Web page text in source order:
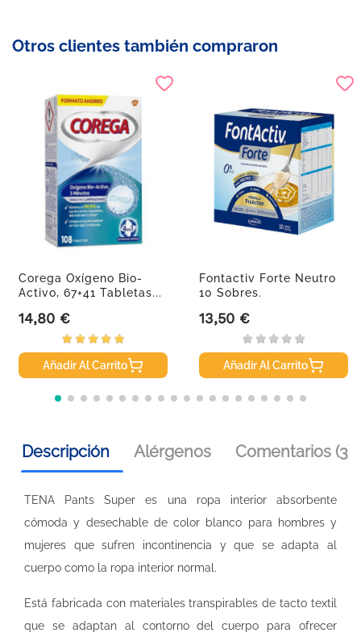
Otros clientes también compraron
Corega Oxígeno Bio-
Activo, 67+41 Tabletas...
Precio
14,80 €
Añadir Al Carrito
Fontactiv Forte Neutro
10 Sobres.
Precio
13,50 €
Añadir Al Carrito
Descripción Alérgenos Comentarios (3)
TENA Pants Super es una ropa interior absorbente
cómoda y desechable de color blanco para hombres y
mujeres que sufren incontinencia y que se adapta al
cuerpo como la ropa interior normal.
Está fabricada con materiales transpirables de tacto textil
que se adaptan al contorno del cuerpo para ofrecer